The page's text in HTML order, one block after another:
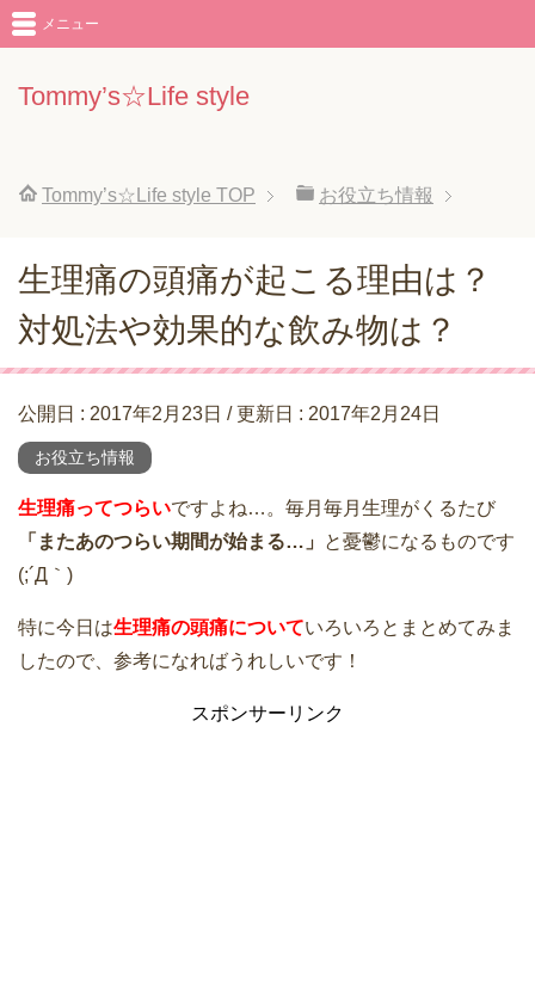
Tommy’s☆Life style
メニュー
Tommy’s☆Life style TOP お役立ち情報
生理痛の頭痛が起こる理由は？
対処法や効果的な飲み物は？
公開日 : 2017年2月23日 / 更新日 : 2017年2月24日
お役立ち情報
生理痛ってつらいですよね…。毎月毎月生理がくるたび
「またあのつらい期間が始まる…」 と憂鬱になるものです
(;´Д｀)
特に今日は生理痛の頭痛についていろいろとまとめてみま
したので、参考になればうれしいです！
スポンサーリンク